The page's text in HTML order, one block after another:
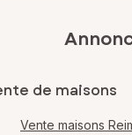
de maisons
Vente maisons